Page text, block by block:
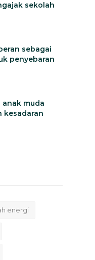
sekolah
sebagai
penyebaran
muda
kesadaran
energi